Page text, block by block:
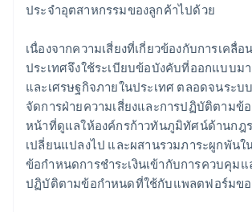
ประจำอุตสาหกรรมของลูกค้าไปด้วย
เนื่องจากความเสี่ยงที่เกี่ยวข้องกับการเคลื่อ
ประเทศจึงใช้ระเบียบข้อบังคับที่ออกแบบมา
และเศรษฐกิจภายในประเทศ ตลอดจนระบ
จัดการฝ่ายความเสี่ยงและการปฏิบัติตามข้
หน้าที่ดูแลให้องค์กรก้าวทันภูมิทัศน์ด้านกฎ
เปลี่ยนแปลงไป และผสานรวมภาระผูกพัน
ข้อกำหนดการชำระเงินเข้ากับการควบคุม
ปฏิบัติตามข้อกำหนดที่ใช้กับแพลตฟอร์มข